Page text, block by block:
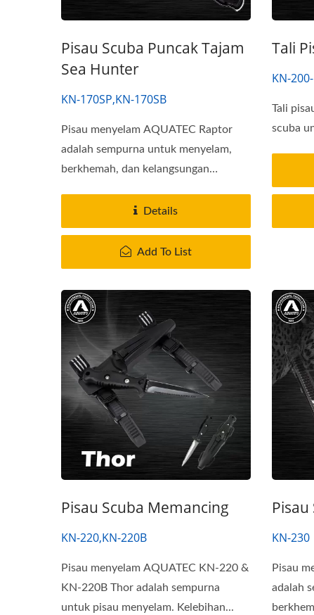
Pisau Scuba Puncak Tajam
Sea Hunter
KN-170SP,KN-170SB
Pisau menyelam AQUATEC Raptor
adalah sempurna untuk menyelam,
berkhemah, dan kelangsungan
Details
Add To List
Tali
KN-
Tali
scuba
Pisau Scuba Memancing
KN-220,KN-220B
Pisau menyelam AQUATEC KN-220 &
KN-220B Thor adalah sempurna
untuk pisau menyelam. Kelebihan...
Pisau
KN-230
Pisau
adalah